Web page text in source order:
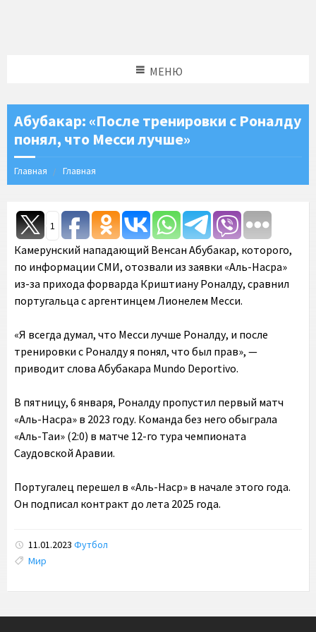
МЕНЮ
Абубакар: «После тренировки с Роналду
понял, что Месси лучше»
Главная Главная
1
Камерунский нападающий Венсан Абубакар, которого,
по информации СМИ, отозвали из заявки «Аль-Насра»
из-за прихода форварда Криштиану Роналду, сравнил
португальца с аргентинцем Лионелем Месси.
«Я всегда думал, что Месси лучше Роналду, и после
тренировки с Роналду я понял, что был прав», —
приводит слова Абубакара Mundo Deportivo.
В пятницу, 6 января, Роналду пропустил первый матч
«Аль-Насра» в 2023 году. Команда без него обыграла
«Аль-Таи» (2:0) в матче 12-го тура чемпионата
Саудовской Аравии.
Португалец перешел в «Аль-Наср» в начале этого года.
Он подписал контракт до лета 2025 года.
11.01.2023 Футбол
Tags:
Мир